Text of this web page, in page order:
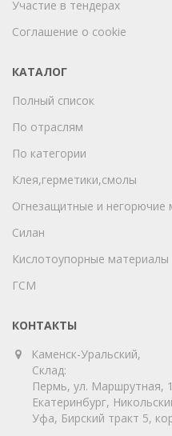
Участие в тендерах
Соглашение о cookie
КАТАЛОГ
Полный список
По отраслям
По категории
Клея,герметики,смолы
Огнезащитные и
Силан
Кислотоупорные материалы
ГСМ
КОНТАКТЫ
Каменск-Уральский,
Склад:
Пермь, ул. Маршрутная,
Екатеринбург,
Уфа, Бирский тракт 5,